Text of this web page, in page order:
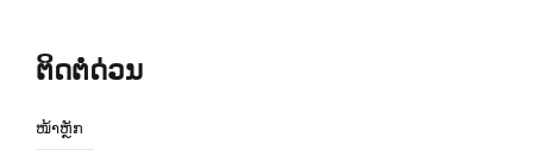
ຕິດຕໍ່ດ່ວນ
ໜ້າຫຼັກ